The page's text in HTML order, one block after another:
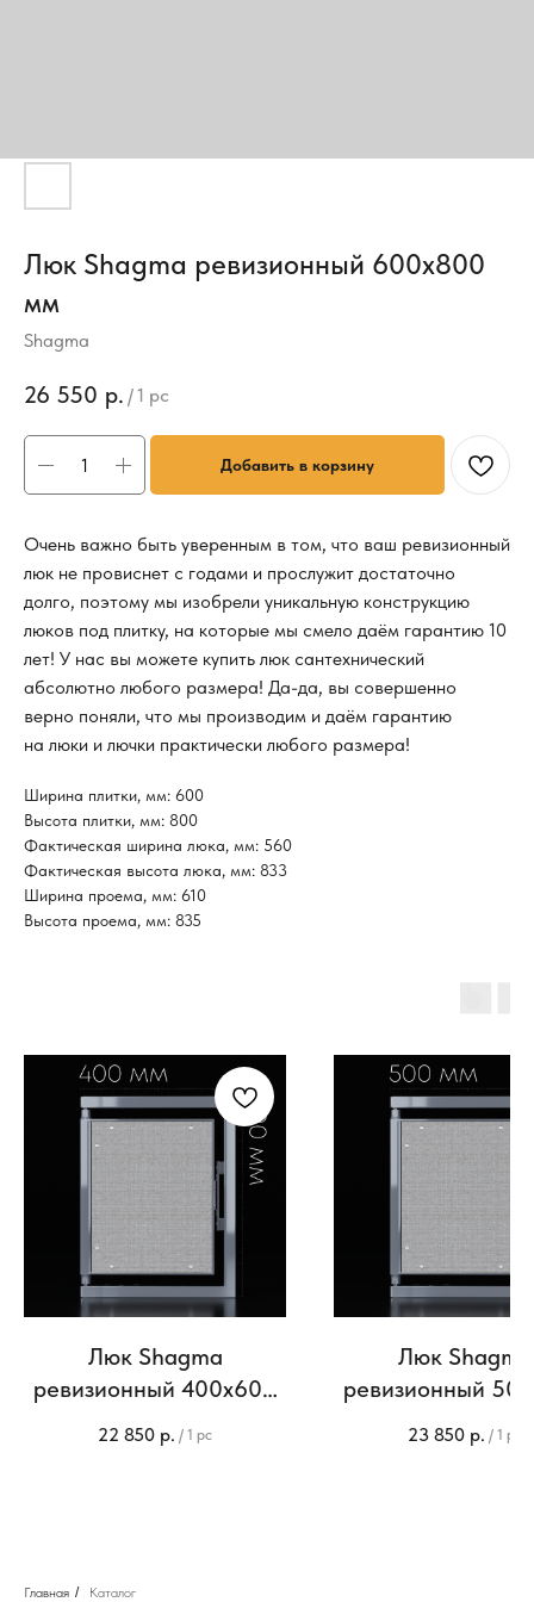
Люк Shagma ревизионный 600х800
мм
Shagma
26 550 р. /1 pc
Добавить в корзину
Очень важно быть уверенным в том, что ваш ревизионный
люк не провиснет с годами и прослужит достаточно
долго, поэтому мы изобрели уникальную конструкцию
люков под плитку, на которые мы смело даём гарантию 10
лет! У нас вы можете купить люк сантехнический
абсолютно любого размера! Да-да, вы совершенно
верно поняли, что мы производим и даём гарантию
на люки и лючки практически любого размера!
Ширина плитки, мм: 600
Высота плитки, мм: 800
Фактическая ширина люка, мм: 560
Фактическая высота люка, мм: 833
Ширина проема, мм: 610
Высота проема, мм: 835
Люк Shagma
ревизионный 400х600
мм
22 850 р. / 1 pc
Люк Shagma
ревизионный
мм
23 850 р. / 1 pc
Главная / Каталог